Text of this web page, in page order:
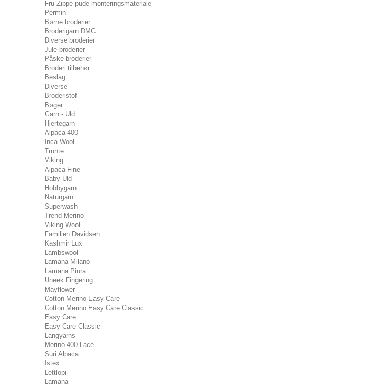
Fru Zippe pude monteringsmateriale
Permin
Børne broderier
Broderigarn DMC
Diverse broderier
Jule broderier
Påske broderier
Broderi tilbehør
Beslag
Diverse
Broderistof
Bøger
Garn - Uld
Hjertegarn
Alpaca 400
Inca Wool
Trunte
Viking
Alpaca Fine
Baby Uld
Hobbygarn
Naturgarn
Superwash
Trend Merino
Viking Wool
Familien Davidsen
Kashmir Lux
Lambswool
Lamana Milano
Lamana Piura
Uneek Fingering
Mayflower
Cotton Merino Easy Care
Cotton Merino Easy Care Classic
Easy Care
Easy Care Classic
Langyarns
Merino 400 Lace
Suri Alpaca
Istex
Lettlopi
Lamana